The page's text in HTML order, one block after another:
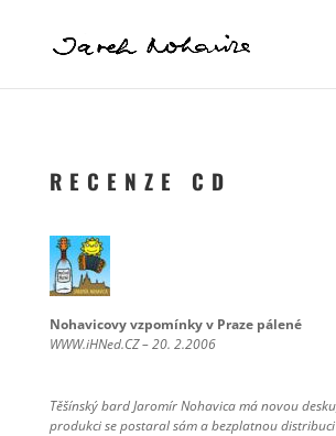
R E C E N Z E C D
Nohavicovy vzpomínky v Praze pálené
WWW.iHNed.CZ – 20. 2.2006
Těšínský bard Jaromír Nohavica má novou
produkci se postaral sám a bezplatnou